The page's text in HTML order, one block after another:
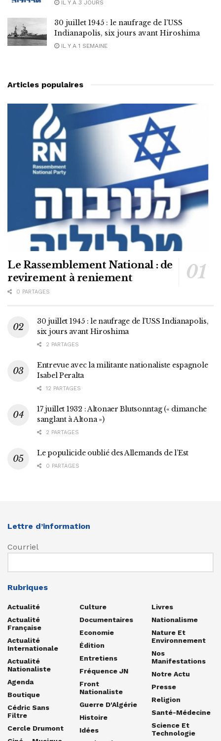
IL Y A 3 JOURS
30 juillet 1945 : le naufrage de l’USS
Indianapolis, six jours avant Hiroshima
IL Y A 1 SEMAINE
Articles populaires
Le Rassemblement National : de
revirement à reniement
0 PARTAGES
30 juillet 1945 : le naufrage de l’USS Indianapolis,
six jours avant Hiroshima
2 PARTAGES
Entrevue avec la militante nationaliste espagnole
Isabel Peralta
12 PARTAGES
17 juillet 1932 : Altonaer Blutsonntag (« dimanche
sanglant à Altona »)
2 PARTAGES
Le populicide oublié des Allemands de l’Est
0 PARTAGES
Lettre d’information
Courriel
Rubriques
Actualité
Actualité
Française
Actualité
Internationale
Actualité
Nationaliste
Agenda
Boutique
Cédric Sans
Filtre
Cercle Drumont
Culture
Documentaires
Economie
Édition
Entretiens
Fréquence JN
Front
Nationaliste
Guerre D'Algérie
Histoire
Idées
Livres
Nationalisme
Nature Et
Environnement
Nos
Manifestations
Notre Actu
Presse
Religion
Santé-Médecine
Science Et
Technologie